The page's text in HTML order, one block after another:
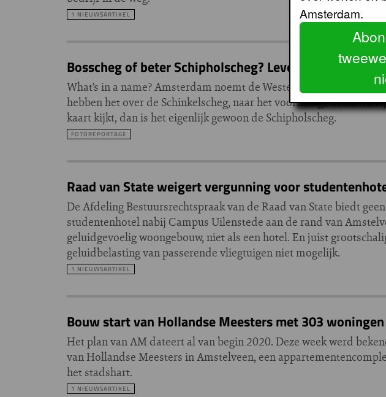
1 NIEUWSARTIKEL
Bosscheg of beter Schipholscheg? Leven onder het
What’s in a name? Amsterdam noemt de Westeinderscheg,
hebben het over de Schinkelscheg, naar het voormalige
kaart kijkt, dan is het eigenlijk gewoon de Schipholscheg.
FOTOREPORTAGE
Raad van State weigert vergunning voor
De Afdeling Bestuursrechtspraak van de Raad van State biedt
studentenhotel nabij Campus Uilenstede aan de rand van
geluidgevoelig woongebouw, niet als een hotel. En juist
geluidbelasting van passerende vliegtuigen niet mogelijk.
1 NIEUWSARTIKEL
Bouw start van Hollandse Meesters met 303
Het plan van AM dateert al van begin 2020. Deze week werd
van Hollandse Meesters in Amstelveen, een
het stadshart.
1 NIEUWSARTIKEL
Amsterdam.